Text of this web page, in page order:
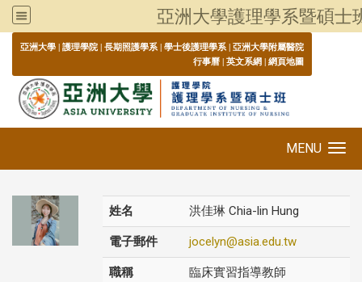
亞洲大學護理學系暨碩士
亞洲大學 | 護理學院 | 長期照護學系 | 學士後護理學系 | 亞洲大學附屬醫院
行事曆 | 英文系網 | 網頁地圖
MENU
姓名 洪佳琳 Chia-lin Hung
電子郵件 jocelyn@asia.edu.tw
職稱 臨床實習指導教師